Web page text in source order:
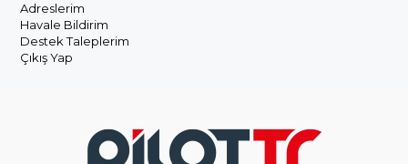
Adreslerim
Havale Bildirim
Destek Taleplerim
Çıkış Yap